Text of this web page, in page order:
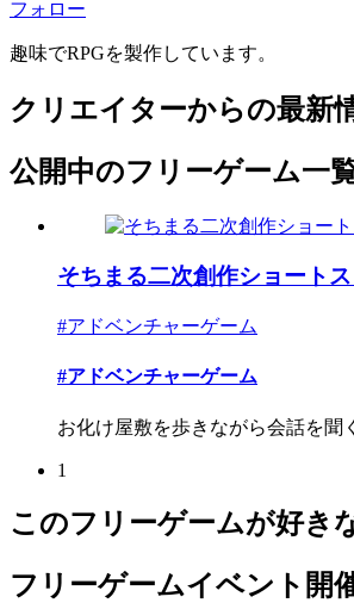
フォロー
趣味でRPGを製作しています。
クリエイターからの最新
公開中のフリーゲーム一
そちまる二次創作ショート
#アドベンチャーゲーム
#アドベンチャーゲーム
お化け屋敷を歩きながら会話を聞
1
このフリーゲームが好き
フリーゲームイベント開